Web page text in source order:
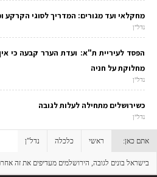
מחקלאי ועד מגורים: המדריך לסוגי
נדל"ן
הפסד לעיריית ת"א: ועדת הערר קבעה כי
מחלוקת על חניה
נדל"ן
כשירושלים מתחילה לעלות לגובה
נדל"ן
אתם כאן: ראשי כלכלה נדל"ן
בישראל בונים לגובה, הירושלמים מעדיפים את זה